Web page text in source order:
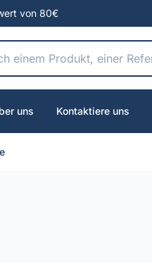
von 80€
uns Kontaktiere uns